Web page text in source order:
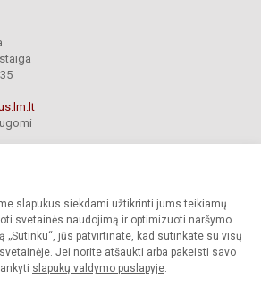
slapukus siekdami užtikrinti jums teikiamų
svetainės naudojimą ir optimizuoti naršymo
„Sutinku“, jūs patvirtinate, kad sutinkate su visų
Jei norite atšaukti arba pakeisti savo
slapukų valdymo puslapyje.
gimnazija. Visos teisės saugomos.
gimnazijos sutikimo griežtai draudžiama.
paraiška Slapukų valdymas